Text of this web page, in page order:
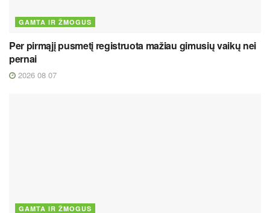
GAMTA IR ŽMOGUS
Per pirmąjį pusmetį registruota mažiau gimusių vaikų nei
pernai
2026 08 07
GAMTA IR ŽMOGUS